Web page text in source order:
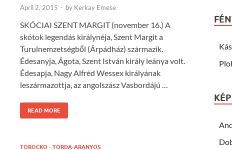
April 2, 2015 - by Kerkay Emese
SKÓCIAI SZENT MARGIT (november 16.) A
skótok legendás királynéja, Szent Margit a
Turulnemzetségből (Árpádház) származik.
Édesanyja, Ágota, Szent István király leánya volt.
Édesapja, Nagy Alfréd Wessex királyának
leszármazottja, az angolszász Vasbordájú …
READ MORE
TOROCKO - TORDA-ARANYOS